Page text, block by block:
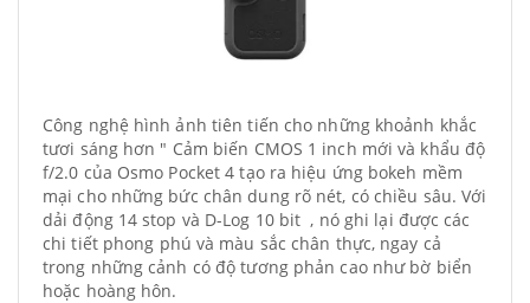
Công nghệ hình ảnh tiên tiến cho những khoảnh khắc
tươi sáng hơn " Cảm biến CMOS 1 inch mới và khẩu độ
f/2.0 của Osmo Pocket 4 tạo ra hiệu ứng bokeh mềm
mại cho những bức chân dung rõ nét, có chiều sâu. Với
dải động 14 stop và D-Log 10 bit , nó ghi lại được các
chi tiết phong phú và màu sắc chân thực, ngay cả
trong những cảnh có độ tương phản cao như bờ biển
hoặc hoàng hôn.